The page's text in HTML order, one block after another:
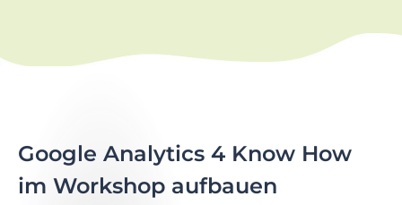
n
I
n
h
Google Analytics 4 Know How
im Workshop aufbauen